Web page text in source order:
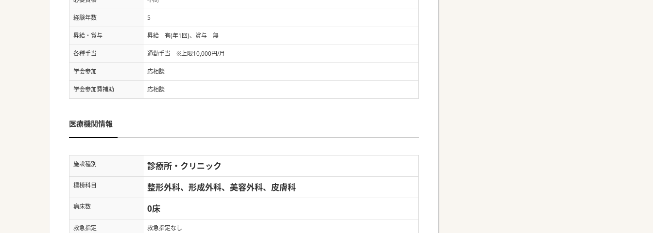
経験年数 5
昇給・賞与 昇給 有(年1回)、賞与 無
各種手当 通勤手当 ※上限10,000円/月
学会参加 応相談
学会参加費補助 応相談
医療機関情報
施設種別 診療所・クリニック
標榜科目 整形外科、形成外科、美容外科、皮膚科
病床数 0床
救急指定 救急指定なし